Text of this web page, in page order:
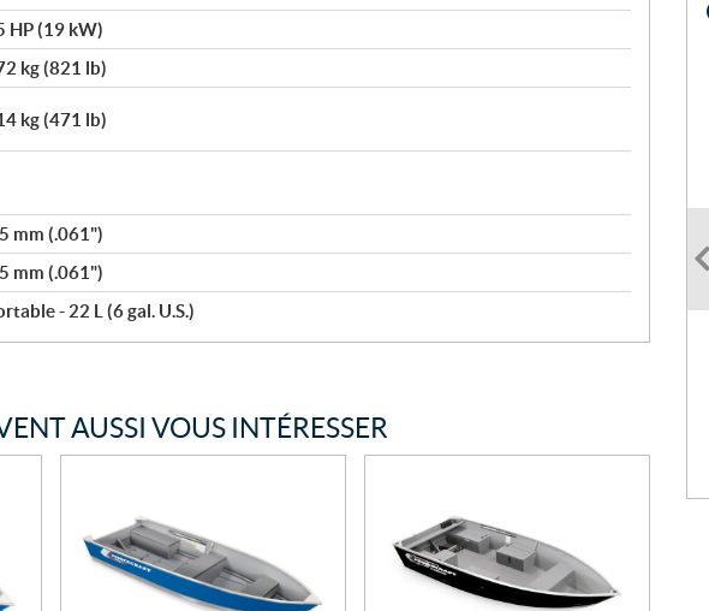
HP (19 kW)
kg (821 lb)
kg (471 lb)
mm (.061")
mm (.061")
- 22 L (6 gal. U.S.)
AUSSI VOUS INTÉRESSER